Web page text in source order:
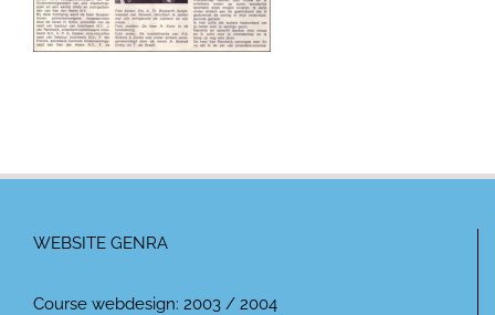
WEBSITE GENRA
Course webdesign: 2003 / 2004